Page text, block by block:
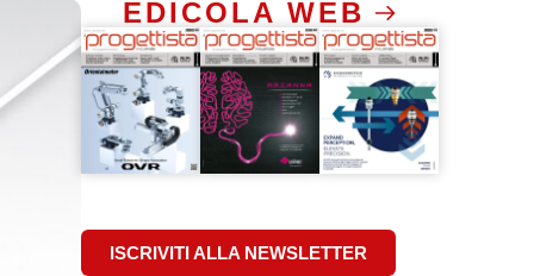
EDICOLA WEB
ISCRIVITI ALLA NEWSLETTER